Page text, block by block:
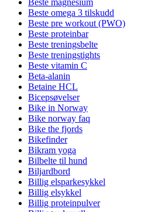
Beste magnesium
Beste omega 3 tilskudd
Beste pre workout (PWO)
Beste proteinbar
Beste treningsbelte
Beste treningstights
Beste vitamin C
Beta-alanin
Betaine HCL
Bicepsøvelser
Bike in Norway
Bike norway faq
Bike the fjords
Bikefinder
Bikram yoga
Bilbelte til hund
Biljardbord
Billig elsparkesykkel
Billig elsykkel
Billig proteinpulver